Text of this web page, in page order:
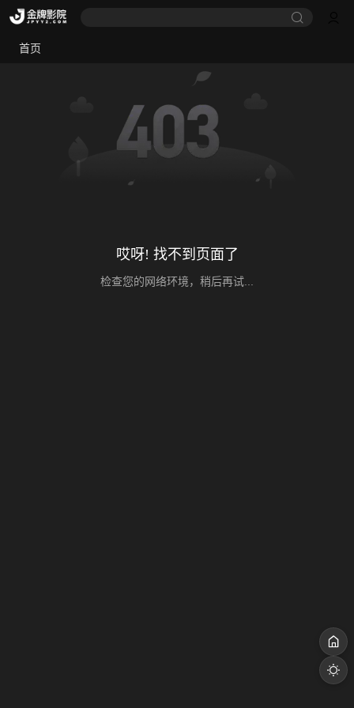
首页
哎呀! 找不到页面了
检查您的网络环境，稍后再试...